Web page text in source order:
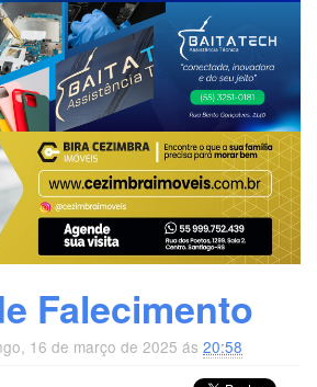
Falecimento
16 de março de 2025 ás 20:58